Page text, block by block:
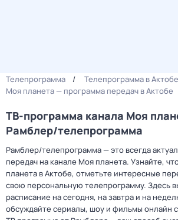
Телепрограмма
Телепрограмма в Актобе
Моя планета — программа передач в Актобе
ТВ-программа канала Моя
Рамблер/телепрограмма
Рамблер/телепрограмма — это всегда
передач на канале Моя планета. Узнайте,
планета в Актобе, отметьте интересные
свою персональную телепрограмму. Здесь
расписание на сегодня, на завтра и на
обсуждайте сериалы, шоу и фильмы онлайн